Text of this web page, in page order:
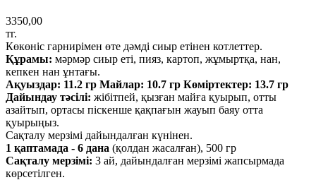
3350,00
тг.
Көкөніс гарнирімен өте дәмді сиыр етінен котлеттер.
Құрамы: мәрмәр сиыр еті, пияз, картоп, жұмыртқа, нан,
кепкен нан ұнтағы.
Ақуыздар: 11.2 гр Майлар: 10.7 гр Көміртектер: 13.7 гр
Дайындау тәсілі: жібітпей, қызған майға қуырып, отты
азайтып, ортасы піскенше қақпағын жауып баяу отта
қуырыңыз.
Сақталу мерзімі дайындалған күнінен.
1 қаптамада - 6 дана (қолдан жасалған), 500 гр
Сақталу мерзімі: 3 ай, дайындалған мерзімі жапсырмада
көрсетілген.